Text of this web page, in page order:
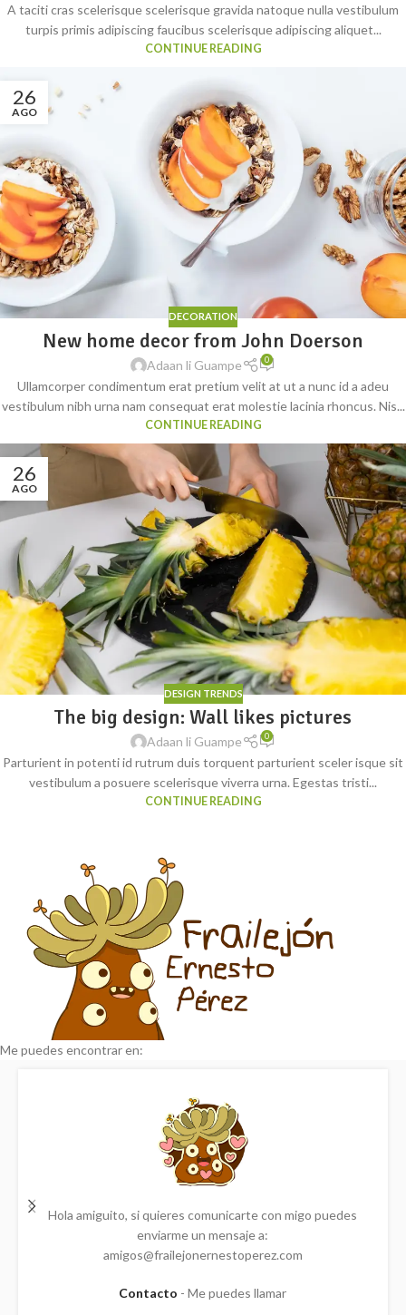
A taciti cras scelerisque scelerisque gravida natoque nulla vestibulum
turpis primis adipiscing faucibus scelerisque adipiscing aliquet...
CONTINUE READING
26
AGO
DECORATION
New home decor from John Doerson
Adaan li Guampe 0
Ullamcorper condimentum erat pretium velit at ut a nunc id a adeu
vestibulum nibh urna nam consequat erat molestie lacinia rhoncus. Nis...
CONTINUE READING
26
AGO
DESIGN TRENDS
The big design: Wall likes pictures
Adaan li Guampe 0
Parturient in potenti id rutrum duis torquent parturient sceler isque sit
vestibulum a posuere scelerisque viverra urna. Egestas tristi...
CONTINUE READING
Me puedes encontrar en:
Escribanos al correo
amigos@frailejonernestoperez.comTe invitamos a ser
parte de la expansión deFrailejóncomo inversor.
CoCrea con Frailejón